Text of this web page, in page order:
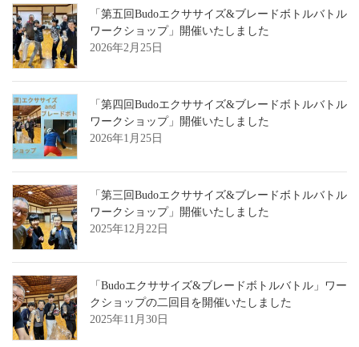
「第五回Budoエクササイズ&ブレードボトルバトル
ワークショップ」開催いたしました
2026年2月25日
「第四回Budoエクササイズ&ブレードボトルバトル
ワークショップ」開催いたしました
2026年1月25日
「第三回Budoエクササイズ&ブレードボトルバトル
ワークショップ」開催いたしました
2025年12月22日
「Budoエクササイズ&ブレードボトルバトル」ワー
クショップの二回目を開催いたしました
2025年11月30日